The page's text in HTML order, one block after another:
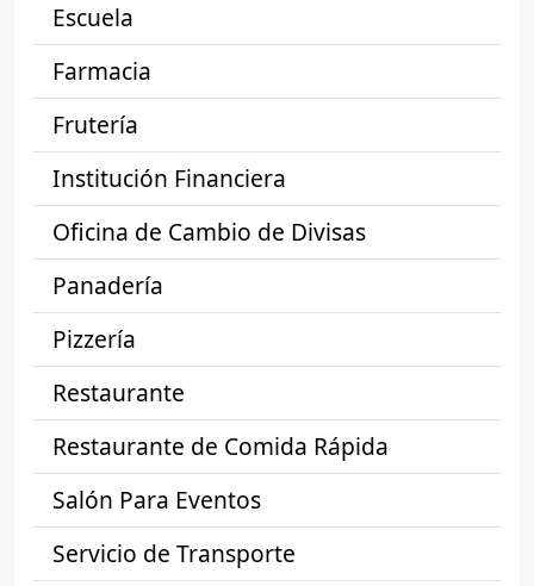
Escuela
Farmacia
Frutería
Institución Financiera
Oficina de Cambio de Divisas
Panadería
Pizzería
Restaurante
Restaurante de Comida Rápida
Salón Para Eventos
Servicio de Transporte